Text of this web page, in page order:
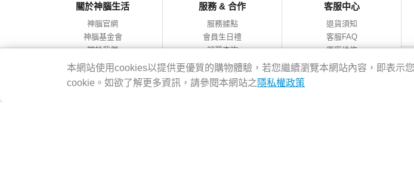
關於神腦生活
神腦官網
神腦基金會
關於我們
會員服務條款
隱私權政策
網站導覽
服務 & 合作
服務據點
會員生日禮
訂單查詢
合作提案
客服中心
退貨須知
客服FAQ
原廠維修
網購包裝減量
本網站使用cookies以提供更優質的購物體驗，若您繼續瀏覽本網站內容，即表示
cookie。如欲了解更多資訊，請參閱本網站之 隱私權政策